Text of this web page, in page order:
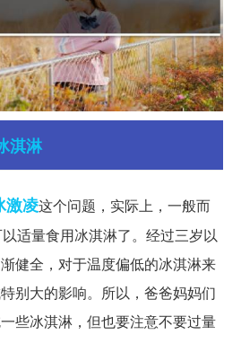
淇淋
激凌这个问题，实际上，一般而
适量食用冰淇淋了。经过三岁以
健全，对于温度偏低的冰淇淋来
别大的影响。所以，爸爸妈妈们
些冰淇淋，但也要注意不要过量